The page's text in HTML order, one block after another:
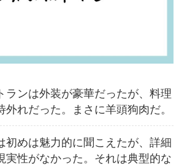
ランは外装が豪華だったが、料理
外れだった。まさに羊頭狗肉だ。
初めは魅力的に聞こえたが、詳細
実性がなかった。それは典型的な